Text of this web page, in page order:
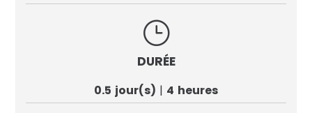
}
DURÉE
0.5 jour(s) 4 heures